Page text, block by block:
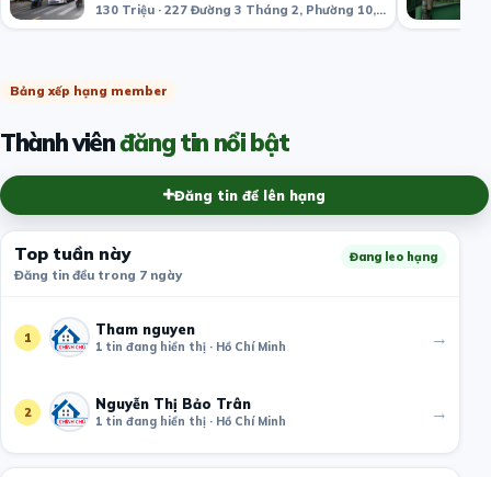
130 Triệu · 227 Đường 3 Tháng 2, Phường 10, Quận 10, Hồ Chí Minh, Việt Nam
Bảng xếp hạng member
Thành viênđăng tin nổi bật
Đăng tin để lên hạng
Top tuần này
Đăng tin đều trong 7 ngày
Đang leo hạng
1 Tham nguyen
1 tin đang hiển thị · Hồ Chí Minh →
2 Nguyễn Thị Bảo Trân
1 tin đang hiển thị · Hồ Chí Minh →